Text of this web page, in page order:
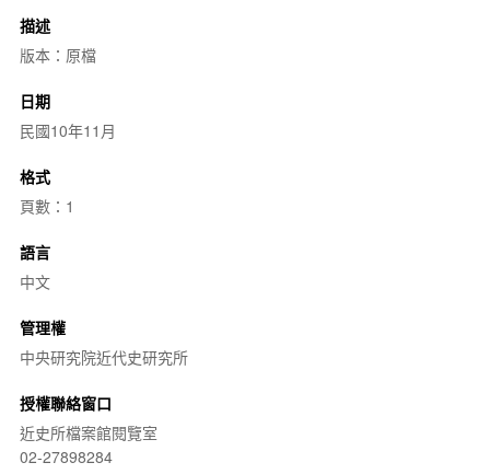
描述
版本：原檔
日期
民國10年11月
格式
頁數：1
語言
中文
管理權
中央研究院近代史研究所
授權聯絡窗口
近史所檔案館閱覽室
02-27898284